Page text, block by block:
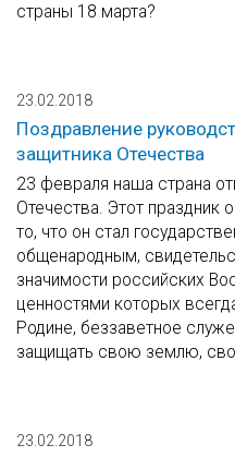
страны 18 марта?
23.02.2018
Поздравление
защитника Отечества
23 февраля наша страна
Отечества. Этот праздник
то, что он стал
общенародным,
значимости российских
ценностями которых
Родине, беззаветное
защищать свою землю,
23.02.2018